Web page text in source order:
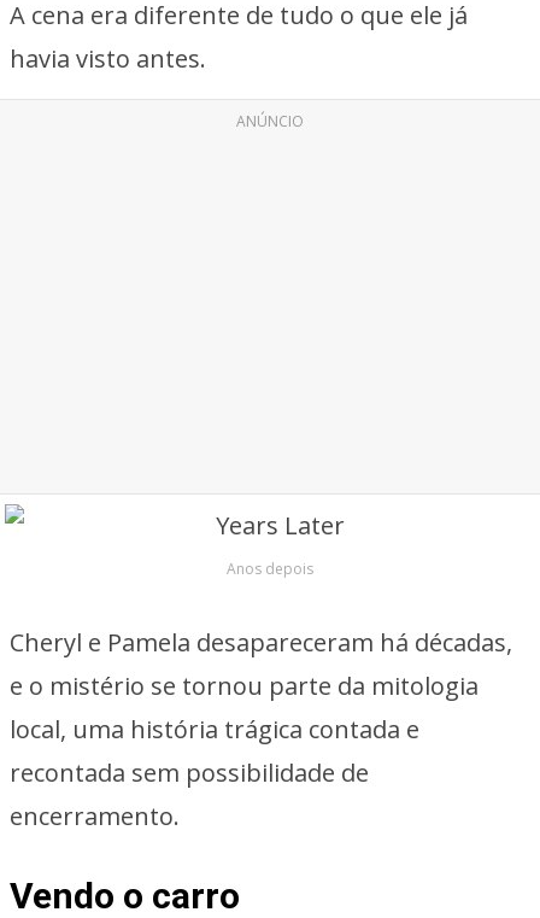
A cena era diferente de tudo o que ele já
havia visto antes.
ANÚNCIO
Anos depois
Cheryl e Pamela desapareceram há décadas,
e o mistério se tornou parte da mitologia
local, uma história trágica contada e
recontada sem possibilidade de
encerramento.
Vendo o carro